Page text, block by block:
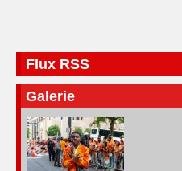
Flux RSS
Galerie